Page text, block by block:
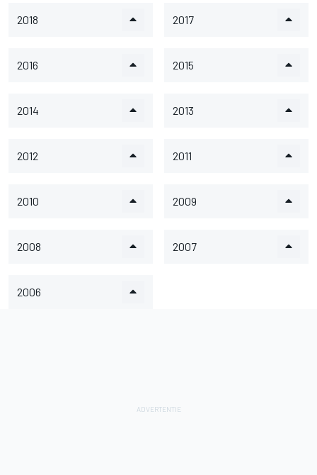
2018 2017
2016 2015
2014 2013
2012 2011
2010 2009
2008 2007
2006